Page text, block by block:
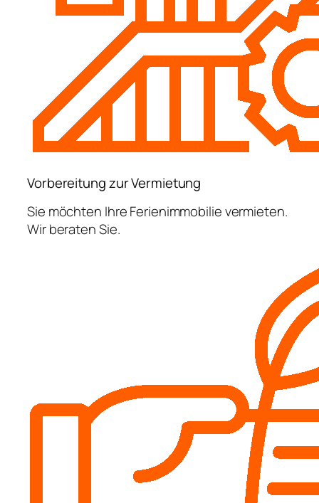
Vorbereitung zur Vermietung
Sie möchten Ihre Ferienimmobilie vermieten.
Wir beraten Sie.